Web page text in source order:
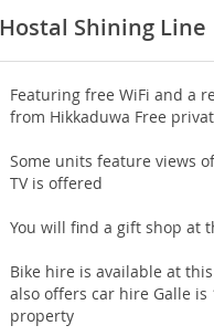
Hostal Shining Line
Featuring free WiFi and a
from Hikkaduwa Free
Some units feature views
TV is offered
You will find a gift shop at
Bike hire is available at
also offers car hire Galle
property